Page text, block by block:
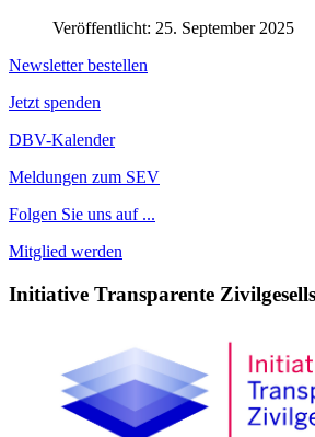
Veröffentlicht: 25. September 2025
Newsletter bestellen
Jetzt spenden
DBV-Kalender
Meldungen zum SEV
Folgen Sie uns auf ...
Mitglied werden
Initiative Transparente